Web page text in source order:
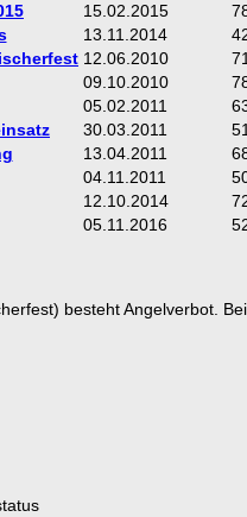
15.02.2015
13.11.2014
12.06.2010
09.10.2010
05.02.2011
30.03.2011
13.04.2011
04.11.2011
12.10.2014
05.11.2016
besteht Angelverbot.